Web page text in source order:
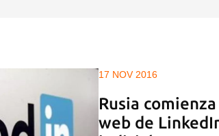
17 NOV 2016
Rusia
web de